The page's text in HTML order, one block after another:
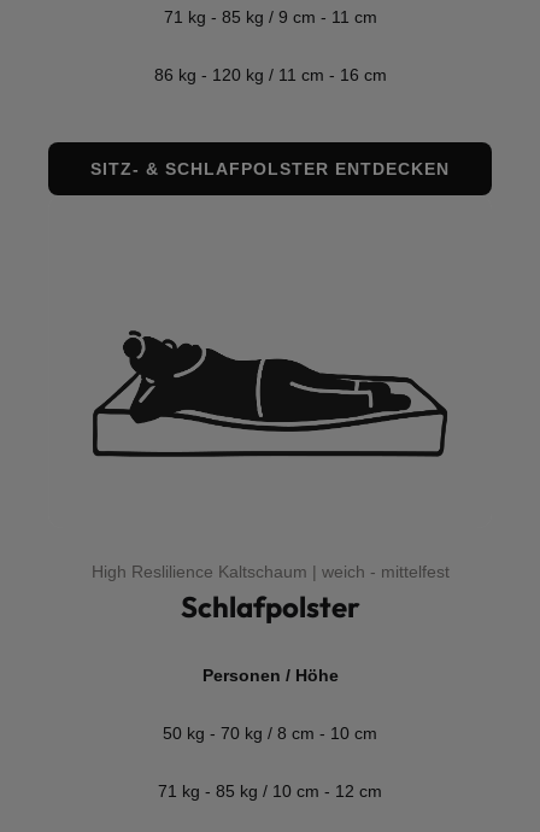
71 kg - 85 kg / 9 cm - 11 cm
86 kg - 120 kg / 11 cm - 16 cm
SITZ- & SCHLAFPOLSTER ENTDECKEN
High Reslilience Kaltschaum | weich - mittelfest
Schlafpolster
Personen / Höhe
50 kg - 70 kg / 8 cm - 10 cm
71 kg - 85 kg / 10 cm - 12 cm